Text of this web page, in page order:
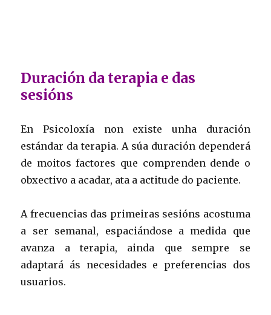
Duración da terapia e das
sesións
En Psicoloxía non existe unha duración
estándar da terapia. A súa duración dependerá
de moitos factores que comprenden dende o
obxectivo a acadar, ata a actitude do paciente.
A frecuencias das primeiras sesións acostuma
a ser semanal, espaciándose a medida que
avanza a terapia, ainda que sempre se
adaptará ás necesidades e preferencias dos
usuarios.